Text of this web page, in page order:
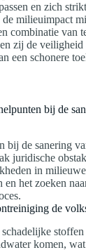
en zich
milieuimpact
combinatie van
zij de veiligheid
een schonere
bij de
bij de sanering
juridische
in
en het zoeken
de
komen,